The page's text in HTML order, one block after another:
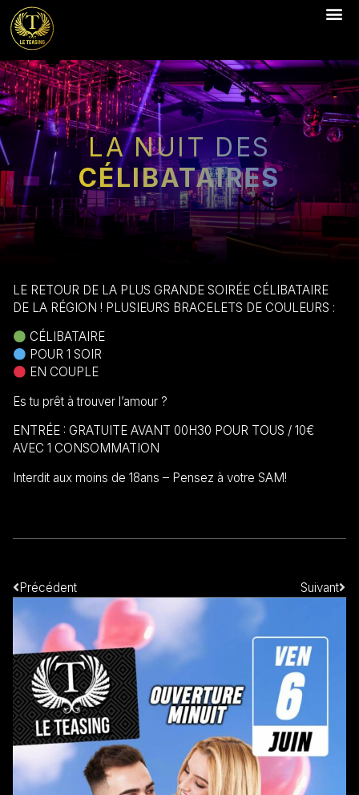
LA NUIT DES
CÉLIBATAIRES
LE RETOUR DE LA PLUS GRANDE SOIRÉE CÉLIBATAIRE
DE LA RÉGION ! PLUSIEURS BRACELETS DE COULEURS :
CÉLIBATAIRE
POUR 1 SOIR
EN COUPLE
Es tu prêt à trouver l’amour ?
ENTRÉE : GRATUITE AVANT 00H30 POUR TOUS / 10€
AVEC 1 CONSOMMATION
Interdit aux moins de 18ans – Pensez à votre SAM!
Précédent Suivant